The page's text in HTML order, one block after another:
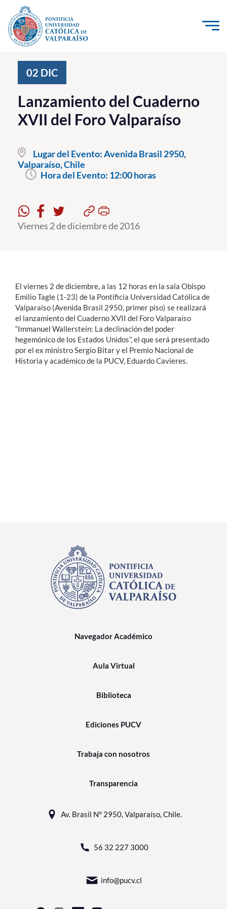
Click acá para ir directamente al contenido
Investigación, Creación e Innovación
PUCV Internacional
Vinculación con el Medio
Admisión
Pregrado
Formación Continua
Funcionarios
Alumni
English
02 DIC
Lanzamiento del Cuaderno
XVII del Foro Valparaíso
Lugar del Evento:Avenida Brasil 2950,
Valparaíso, Chile
Hora del Evento: 12:00 horas
Viernes 2 de diciembre de 2016
El viernes 2 de diciembre, a las 12 horas en la sala Obispo
Emilio Tagle (1-23) de la Pontificia Universidad Católica de
Valparaíso (Avenida Brasil 2950, primer piso) se realizará
el lanzamiento del Cuaderno XVII del Foro Valparaíso
“Immanuel Wallerstein: La declinación del poder
hegemónico de los Estados Unidos”, el que será presentado
por el ex ministro Sergio Bitar y el Premio Nacional de
Historia y académico de la PUCV, Eduardo Cavieres.
Navegador Académico
Aula Virtual
Biblioteca
Ediciones PUCV
Trabaja con nosotros
Transparencia
Av. Brasil N° 2950, Valparaíso, Chile.
56 32 227 3000
info@pucv.cl